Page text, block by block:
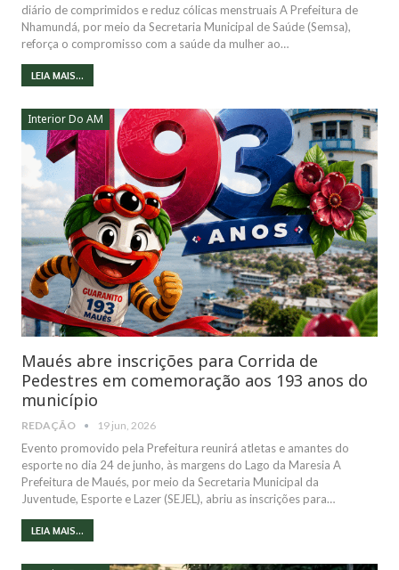
diário de comprimidos e reduz cólicas menstruais A Prefeitura de
Nhamundá, por meio da Secretaria Municipal de Saúde (Semsa),
reforça o compromisso com a saúde da mulher ao…
LEIA MAIS...
Interior Do AM
Maués abre inscrições para Corrida de
Pedestres em comemoração aos 193 anos do
município
REDAÇÃO 19 jun, 2026
Evento promovido pela Prefeitura reunirá atletas e amantes do
esporte no dia 24 de junho, às margens do Lago da Maresia A
Prefeitura de Maués, por meio da Secretaria Municipal da
Juventude, Esporte e Lazer (SEJEL), abriu as inscrições para…
LEIA MAIS...